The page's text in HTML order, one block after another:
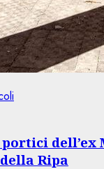
dell’ex
Ripa